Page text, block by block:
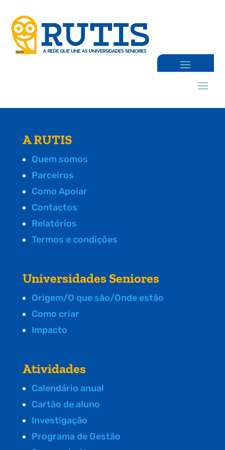
A RUTIS
Quem somos
Parceiros
Como Apoiar
Contactos
Relatórios
Termos e condições
Universidades Seniores
Origem/O que são/Onde estão
Como criar
Impacto
Atividades
Calendário anual
Cartão de aluno
Investigação
Programa de Gestão